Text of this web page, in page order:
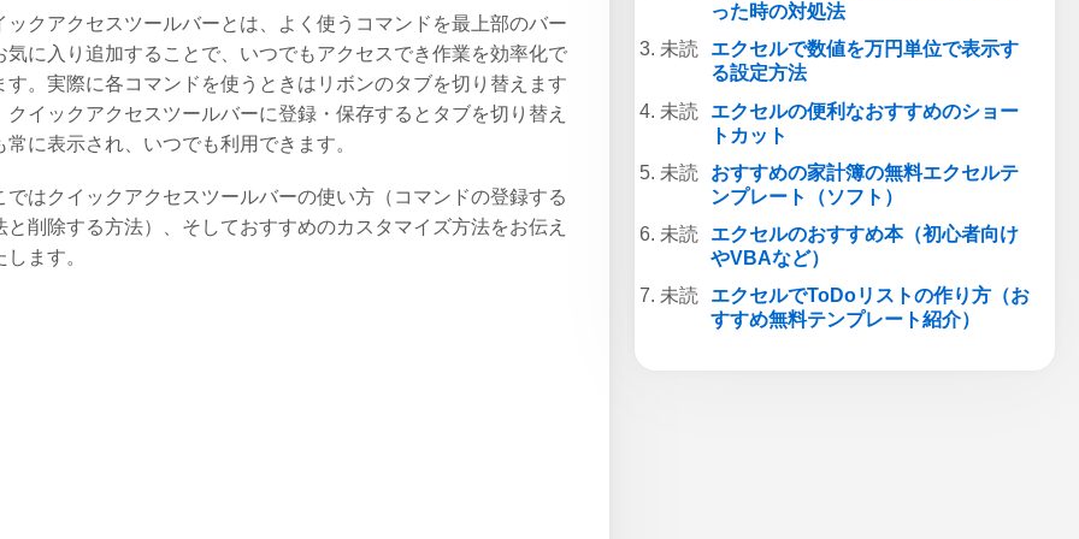
ックアクセスツールバーとは、よく使うコマンドを最上部のバー
気に入り追加することで、いつでもアクセスでき作業を効率化で
す。実際に各コマンドを使うときはリボンのタブを切り替えます
クイックアクセスツールバーに登録・保存するとタブを切り替え
常に表示され、いつでも利用できます。
ではクイックアクセスツールバーの使い方（コマンドの登録する
と削除する方法）、そしておすすめのカスタマイズ方法をお伝え
します。
った時の対処法
エクセルで数値を万円単位で表示す
る設定方法
エクセルの便利なおすすめのショー
トカット
おすすめの家計簿の無料エクセルテ
ンプレート（ソフト）
エクセルのおすすめ本（初心者向け
やVBAなど）
エクセルでToDoリストの作り方（お
すすめ無料テンプレート紹介）